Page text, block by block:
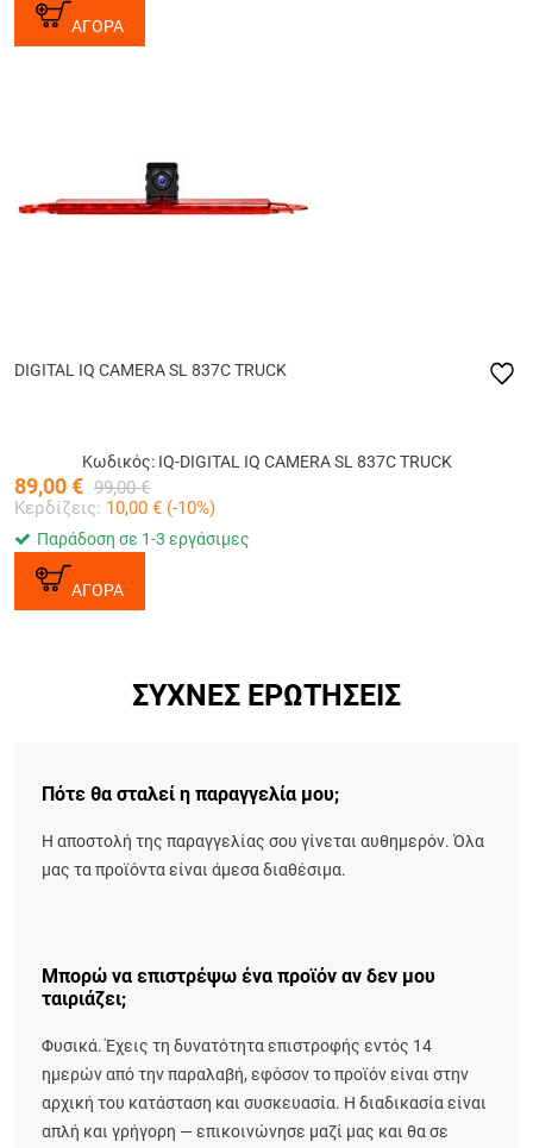
ΑΓΟΡΑ
DIGITAL IQ CAMERA SL 837C TRUCK
Κωδικός: IQ-DIGITAL IQ CAMERA SL 837C TRUCK
89,00€ 99,00 €
Κερδίζεις: 10,00 € (-10%)
Παράδοση σε 1-3 εργάσιμες
ΑΓΟΡΑ
ΣΥΧΝΈΣ ΕΡΩΤΉΣΕΙΣ
Πότε θα σταλεί η παραγγελία μου;
Η αποστολή της παραγγελίας σου γίνεται αυθημερόν. Όλα
μας τα προϊόντα είναι άμεσα διαθέσιμα.
Μπορώ να επιστρέψω ένα προϊόν αν δεν μου
ταιριάζει;
Φυσικά. Έχεις τη δυνατότητα επιστροφής εντός 14
ημερών από την παραλαβή, εφόσον το προϊόν είναι στην
αρχική του κατάσταση και συσκευασία. Η διαδικασία είναι
απλή και γρήγορη — επικοινώνησε μαζί μας και θα σε